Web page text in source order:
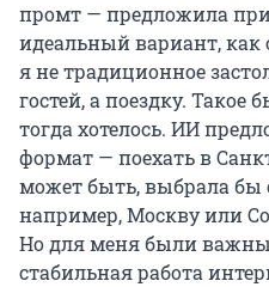
промт — предложила
идеальный вариант, как
я не традиционное
гостей, а поездку. Такое
тогда хотелось. ИИ
формат — поехать в
может быть, выбрала бы
например, Москву или
Но для меня были важны
стабильная работа